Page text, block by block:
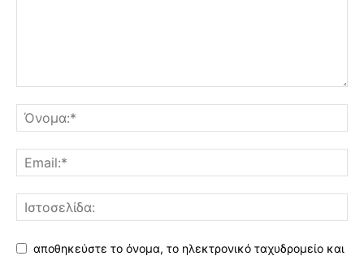
αποθηκεύστε το όνομα, το ηλεκτρονικό ταχυδρομείο και